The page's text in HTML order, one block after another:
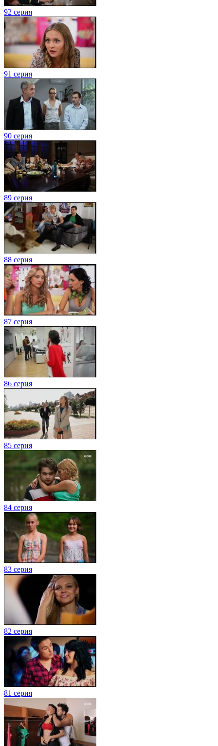
92 серия
91 серия
90 серия
89 серия
88 серия
87 серия
86 серия
85 серия
84 серия
83 серия
82 серия
81 серия